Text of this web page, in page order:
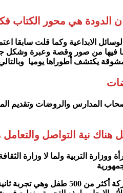
ان الدودة هي محور الكتاب
الابداعية وكما قلت سابقا
فيها من صور وقصة وعبرة
يكتشف أطوراها يوميا
المدارس والروضات وتقديم
هناك نية التواصل
ووزارة التربية ولما لا وزارة